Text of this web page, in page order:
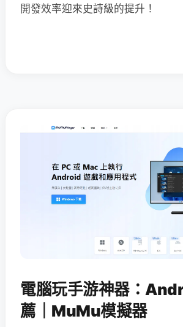
開發效率迎來史詩級的提升！
電腦玩手游神器：
薦｜MuMu模擬器